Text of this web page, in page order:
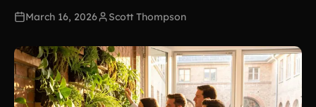
March 16, 2026 Scott Thompson